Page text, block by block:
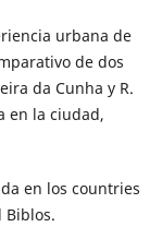
urbana de
de dos
da Cunha y R.
en la ciudad,
en los countries
Biblos.